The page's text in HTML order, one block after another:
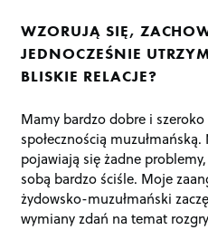
WZORUJĄ SIĘ,
JEDNOCZEŚNIE
BLISKIE RELACJE?
Mamy bardzo dobre i
społecznością
pojawiają się żadne
sobą bardzo ściśle. Moje
żydowsko-muzułmański
wymiany zdań na temat